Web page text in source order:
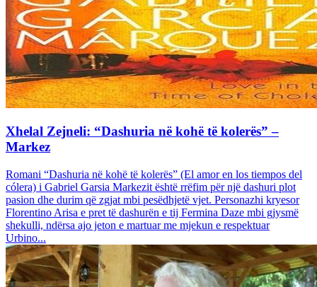
Xhelal Zejneli: “Dashuria në kohë të kolerës” –
Markez
Romani “Dashuria në kohë të kolerës” (El amor en los tiempos del
cólera) i Gabriel Garsia Markezit është rrëfim për një dashuri plot
pasion dhe durim që zgjat mbi pesëdhjetë vjet. Personazhi kryesor
Florentino Arisa e pret të dashurën e tij Fermina Daze mbi gjysmë
shekulli, ndërsa ajo jeton e martuar me mjekun e respektuar
Urbino...